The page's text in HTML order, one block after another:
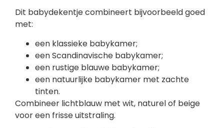
Dit babydekentje combineert bijvoorbeeld goed
met:
een klassieke babykamer;
een Scandinavische babykamer;
een rustige blauwe babykamer;
een natuurlijke babykamer met zachte
tinten.
Combineer lichtblauw met wit, naturel of beige
voor een frisse uitstraling.